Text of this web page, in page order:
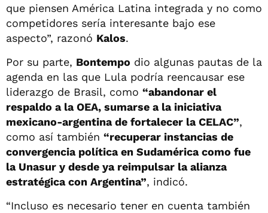
que piensen América Latina integrada y no como
competidores sería interesante bajo ese
aspecto”, razonó Kalos.
Por su parte, Bontempo dio algunas pautas de la
agenda en las que Lula podría reencausar ese
liderazgo de Brasil, como “abandonar el
respaldo a la OEA, sumarse a la iniciativa
mexicano-argentina de fortalecer la CELAC”,
como así también “recuperar instancias de
convergencia política en Sudamérica como fue
la Unasur y desde ya reimpulsar la alianza
estratégica con Argentina”, indicó.
“Incluso es necesario tener en cuenta también